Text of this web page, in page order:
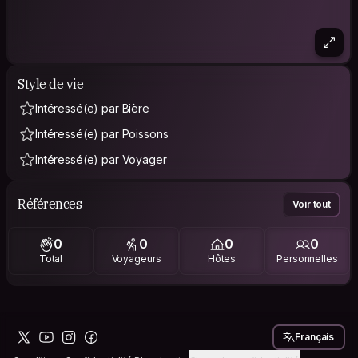
Style de vie
Intéressé(e) par Bière
Intéressé(e) par Poissons
Intéressé(e) par Voyager
Références Voir tout
0
Total
0
Voyageurs
0
Hôtes
0
Personnelles
Français